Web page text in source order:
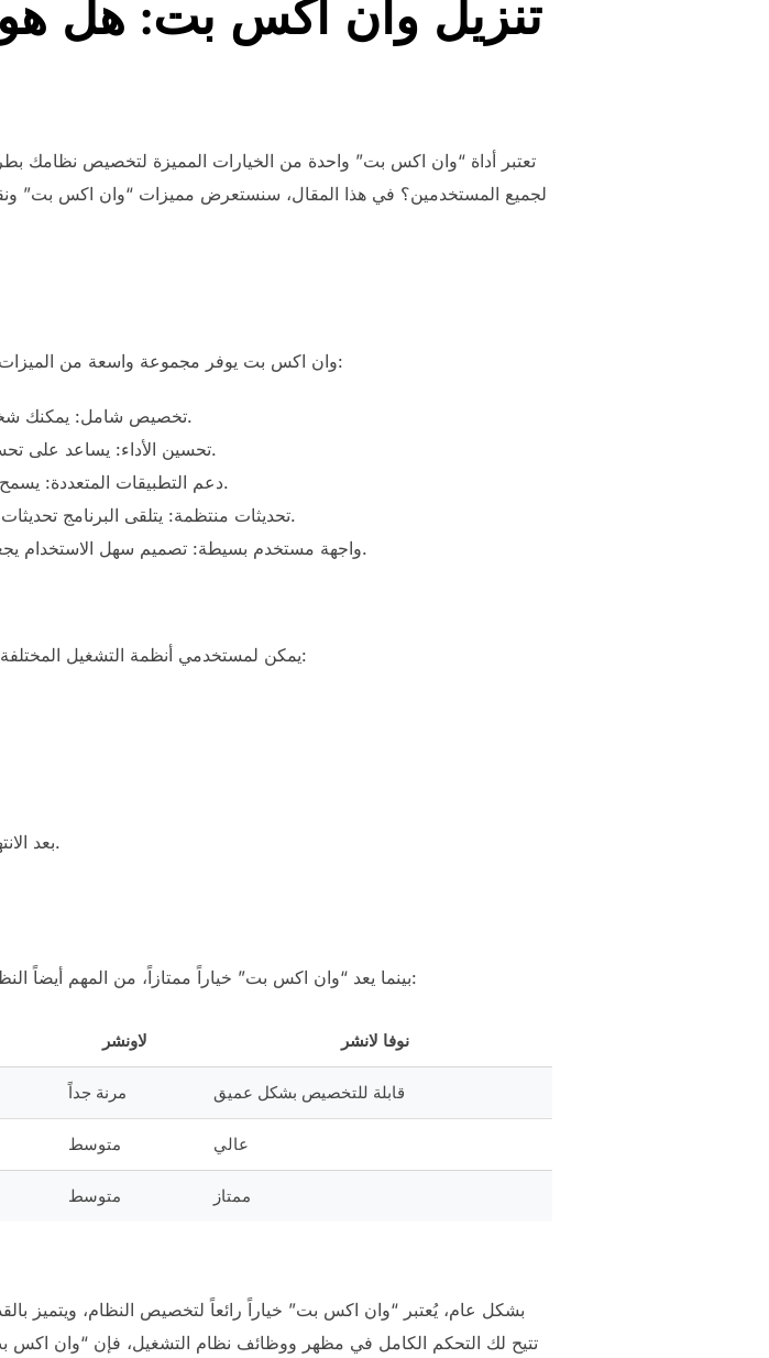
تنزيل وان اكس بت: هل
تعتبر أداة “وان اكس بت” واحدة من الخيارات المميزة لتخصيص نظامك
لجميع المستخدمين؟ في هذا المقال، سنستعرض مميزات “وان اكس بت”
وان اكس بت يوفر مجموعة واسعة من الميزات التي تجعله خياراً محبباً للعديد من المستخدمين. من بين هذه الميزات:
تخصيص شامل: يمكنك شخصنة واجهة المستخدم بسهولة، بما في ذلك الأيقونات والخلفيات.
تحسين الأداء: يساعد على تحسين سرعة النظام وكفاءته، مما يؤثر إيجاباً على تجربة الاستخدام.
دعم التطبيقات المتعددة: يسمح لك بإدارة التطبيقات المثبتة على نظامك بطريقة بسيطة وفعالة.
تحديثات منتظمة: يتلقى البرنامج تحديثات دورية تضمن لك الاستفادة من أحدث الميزات والتغييرات الأمنية.
واجهة مستخدم بسيطة: تصميم سهل الاستخدام يجعل من السهل على جميع المستخدمين التنقل واستخدام البرنامج.
يمكن لمستخدمي أنظمة التشغيل المختلفة تنزيل برنامج وان اكس بت بسهولة. إليك خطوات بسيطة للقيام بذلك:
بعد الانتهاء، قم بتشغيل البرنامج وابدأ في تخصيص نظامك حسب رغبتك.
بينما يعد “وان اكس بت” خياراً ممتازاً، من المهم أيضاً النظر في خيارات أخرى مثل “لاونشر” و”نوفا لانشر”. إليك مقارنة سريعة:
لاونشر نوفا لانشر
مرنة جداً قابلة للتخصيص بشكل عميق
متوسط عالي
متوسط ممتاز
بشكل عام، يُعتبر “وان اكس بت” خياراً رائعاً لتخصيص النظام، ويتميز
تتيح لك التحكم الكامل في مظهر ووظائف نظام التشغيل، فإن “وان اكس